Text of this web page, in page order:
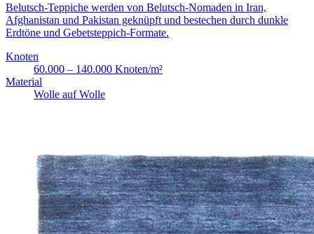
Belutsch-Teppiche werden von Belutsch-Nomaden in Iran,
Afghanistan und Pakistan geknüpft und bestechen durch dunkle
Erdtöne und Gebetsteppich-Formate.
Knoten
60.000 – 140.000 Knoten/m²
Material
Wolle auf Wolle